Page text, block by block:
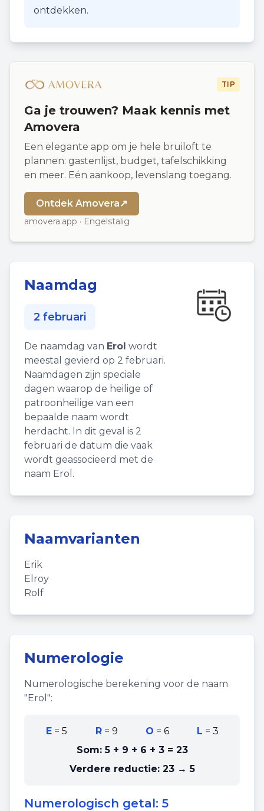
ontdekken.
TIP
Ga je trouwen? Maak kennis met
Amovera
Een elegante app om je hele bruiloft te
plannen: gastenlijst, budget, tafelschikking
en meer. Eén aankoop, levenslang toegang.
Ontdek Amovera↗
amovera.app · Engelstalig
Naamdag
2 februari
De naamdag van Erol wordt
meestal gevierd op 2 februari.
Naamdagen zijn speciale
dagen waarop de heilige of
patroonheilige van een
bepaalde naam wordt
herdacht. In dit geval is 2
februari de datum die vaak
wordt geassocieerd met de
naam Erol.
Naamvarianten
Erik
Elroy
Rolf
Numerologie
Numerologische berekening voor de naam
"Erol ":
E= 5 R =9 O = 6 L = 3
Som:5 + 9 + 6 + 3= 23
Verdere reductie: 23 → 5
Numerologisch getal: 5